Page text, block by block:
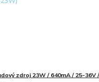
zdroj 23W / 640mA / 25-36V